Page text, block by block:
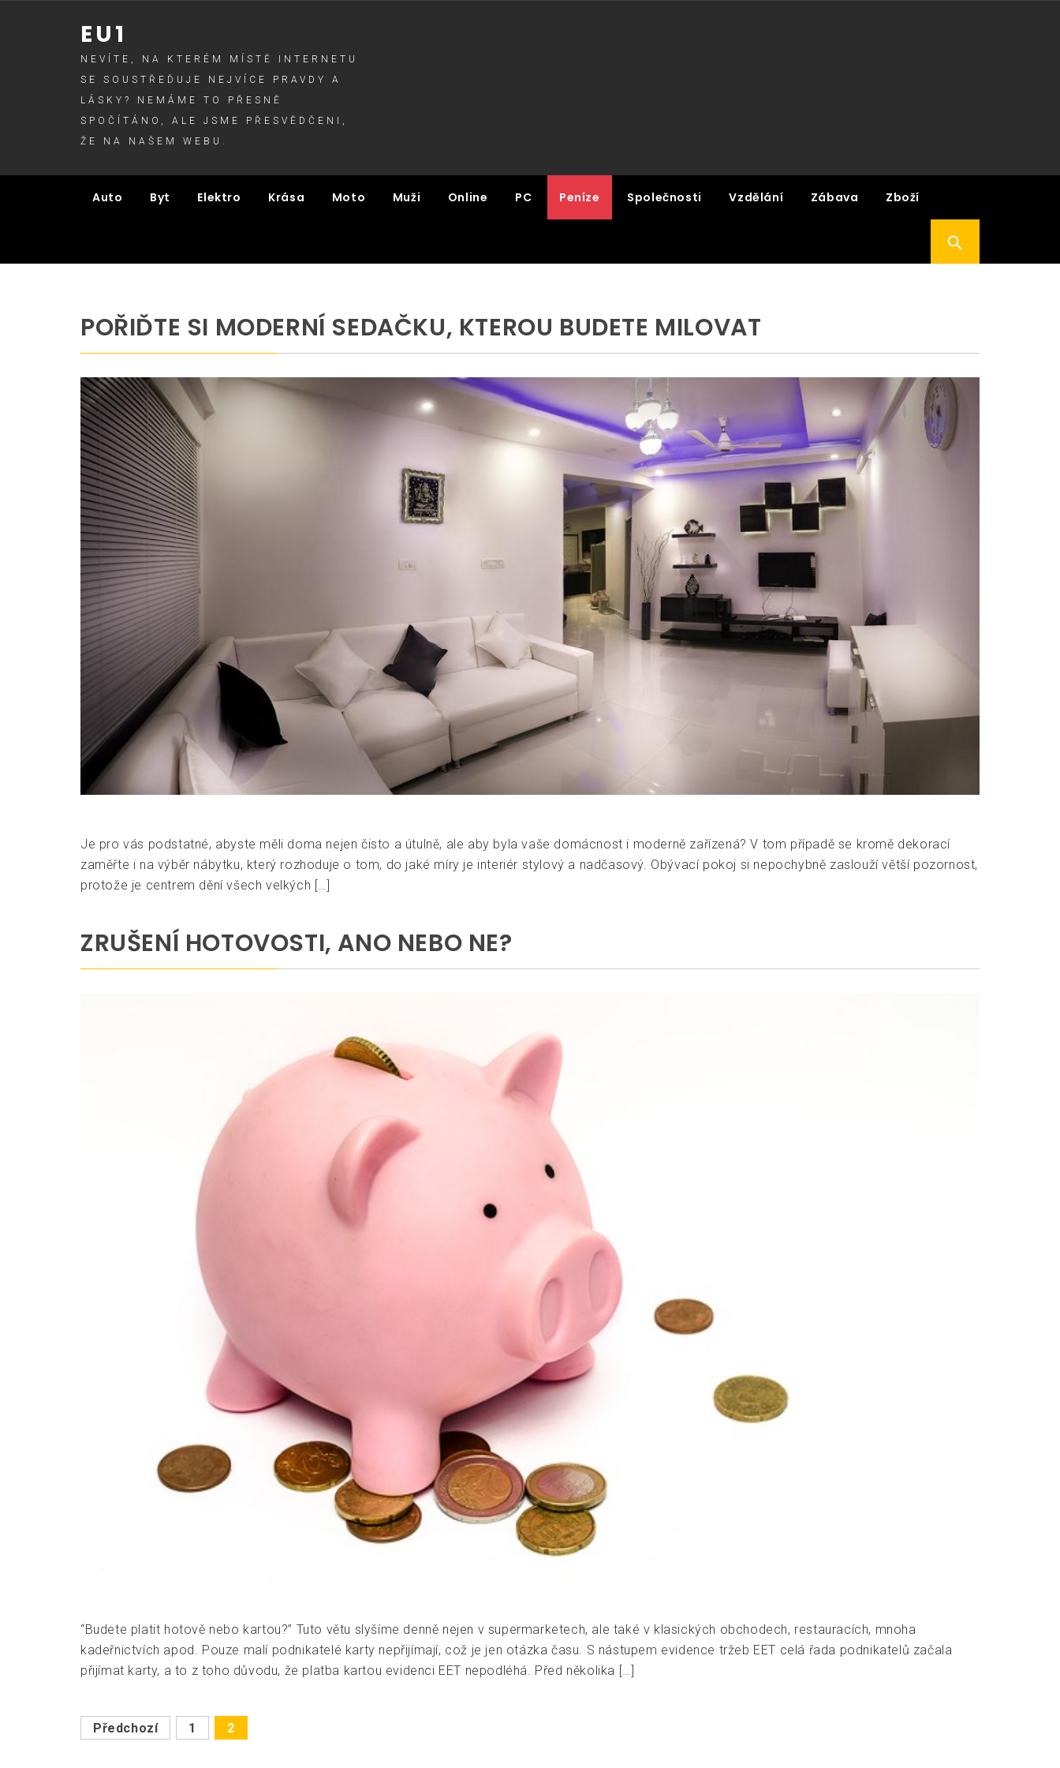
EU1
NEVÍTE, NA KTERÉM MÍSTĚ INTERNETU
SE SOUSTŘEĎUJE NEJVÍCE PRAVDY A
LÁSKY? NEMÁME TO PŘESNĚ
SPOČÍTÁNO, ALE JSME PŘESVĚDČENI,
ŽE NA NAŠEM WEBU.
Auto Byt Elektro Krása Moto Muži Online PC Peníze Společnosti Vzdělání Zábava Zboží
POŘIĎTE SI MODERNÍ SEDAČKU, KTEROU BUDETE MILOVAT
Je pro vás podstatné, abyste měli doma nejen čisto a útulně, ale aby byla vaše domácnost i moderně zařízená? V tom případě se kromě dekorací
zaměřte i na výběr nábytku, který rozhoduje o tom, do jaké míry je interiér stylový a nadčasový. Obývací pokoj si nepochybně zaslouží větší pozornost,
protože je centrem dění všech velkých […]
ZRUŠENÍ HOTOVOSTI, ANO NEBO NE?
“Budete platit hotově nebo kartou?” Tuto větu slyšíme denně nejen v supermarketech, ale také v klasických obchodech, restauracích, mnoha
kadeřnictvích apod. Pouze malí podnikatelé karty nepřijímají, což je jen otázka času. S nástupem evidence tržeb EET celá řada podnikatelů začala
přijímat karty, a to z toho důvodu, že platba kartou evidenci EET nepodléhá. Před několika […]
Stránkování
Předchozí 1 2